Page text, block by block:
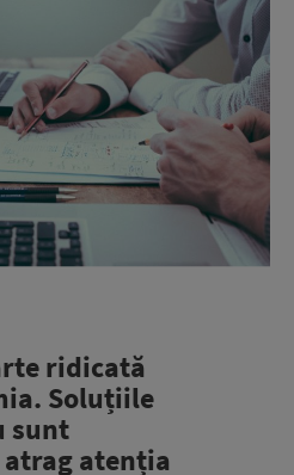
ridicată
Soluțiile
sunt
atenția